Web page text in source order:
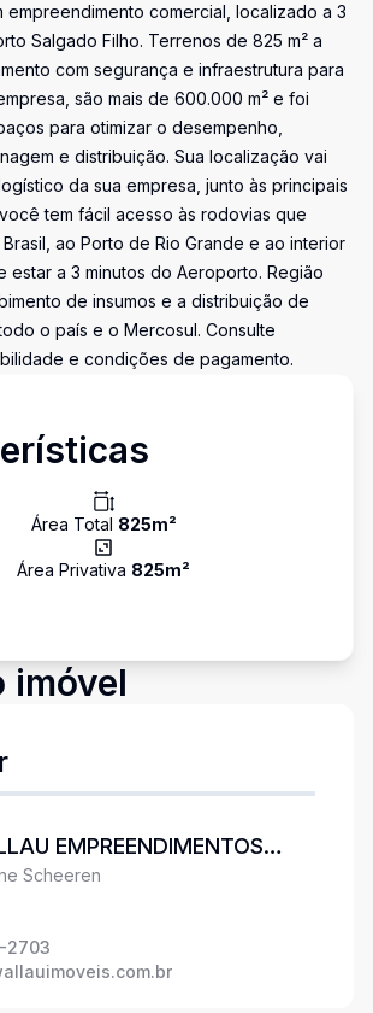
empreendimento comercial, localizado a 3
Salgado Filho. Terrenos de 825 m² a
com segurança e infraestrutura para
são mais de 600.000 m² e foi
para otimizar o desempenho,
e distribuição. Sua localização vai
da sua empresa, junto às principais
tem fácil acesso às rodovias que
ao Porto de Rio Grande e ao interior
estar a 3 minutos do Aeroporto. Região
de insumos e a distribuição de
o país e o Mercosul. Consulte
e condições de pagamento.
Área Total 825m²
Área Privativa 825m²
imóvel
EMPREENDIMENTOS
Scheeren
2703